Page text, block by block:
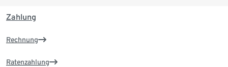
Zahlung
Rechnung
Ratenzahlung